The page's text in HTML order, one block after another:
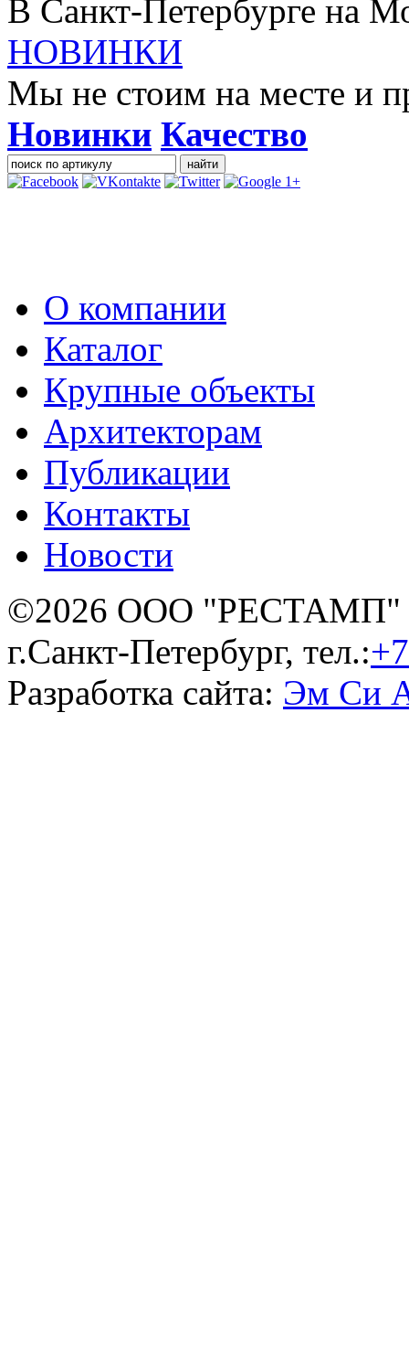
В Санкт-Петербурге на
НОВИНКИ
Мы не стоим на месте и
Новинки Качество
О компании
Каталог
Крупные объекты
Архитекторам
Публикации
Контакты
Новости
©2026 ООО "РЕСТАМП"
г.Санкт-Петербург, тел.:
Разработка сайта: Эм Си